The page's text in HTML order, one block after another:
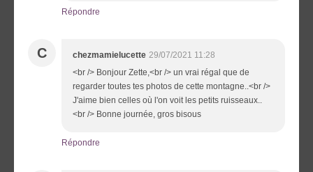
Répondre
C chezmamielucette 29/07/2021 11:28
<br /> Bonjour Zette,<br /> un vrai régal que de
regarder toutes tes photos de cette montagne..<br />
J'aime bien celles où l'on voit les petits ruisseaux..
<br /> Bonne journée, gros bisous
Répondre